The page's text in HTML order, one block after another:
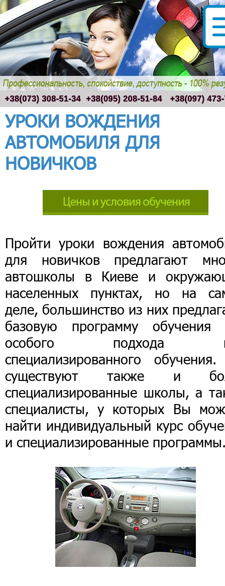
УРОКИ ВОЖДЕНИЯ
АВТОМОБИЛЯ ДЛЯ
НОВИЧКОВ
Пройти уроки вождения
для новичков предлагают
автошколы в Киеве и
населенных пунктах, но на
деле, большинство из них
базовую программу обучения
особого подхода
специализированного
существуют также и
специализированные школы, а
специалисты, у которых Вы
найти индивидуальный курс
и специализированные